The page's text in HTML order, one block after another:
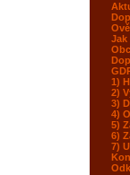
Jak
1)
2)
3)
4)
5)
6)
7)